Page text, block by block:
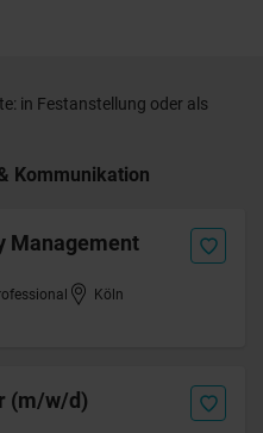
in Festanstellung oder als
Kommunikation
Management
Köln
(m/w/d)